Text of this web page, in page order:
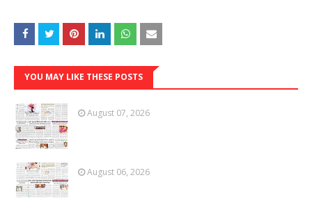
YOU MAY LIKE THESE POSTS
August 07, 2026
August 06, 2026